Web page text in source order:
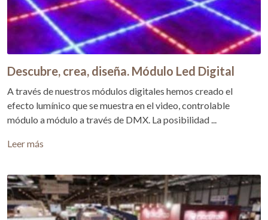
Descubre, crea, diseña. Módulo Led Digital
A través de nuestros módulos digitales hemos creado el
efecto lumínico que se muestra en el video, controlable
módulo a módulo a través de DMX. La posibilidad ...
Leer más